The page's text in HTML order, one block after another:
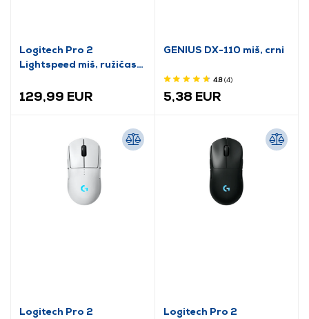
Logitech Pro 2
Lightspeed miš, ružičasti
129,99 EUR
GENIUS DX-110 miš, crni
4.8(4)
5,38 EUR
Logitech Pro 2
Logitech Pro 2